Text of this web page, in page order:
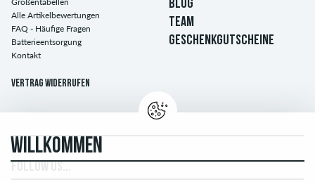
Alle Artikelbewertungen
FAQ - Häufige Fragen
Batterieentsorgung
Kontakt
Vertrag widerrufen
BLOG
TEAM
GESCHENKGUTSCHEINE
WILLKOMMEN